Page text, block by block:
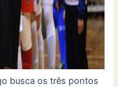
busca os três pontos